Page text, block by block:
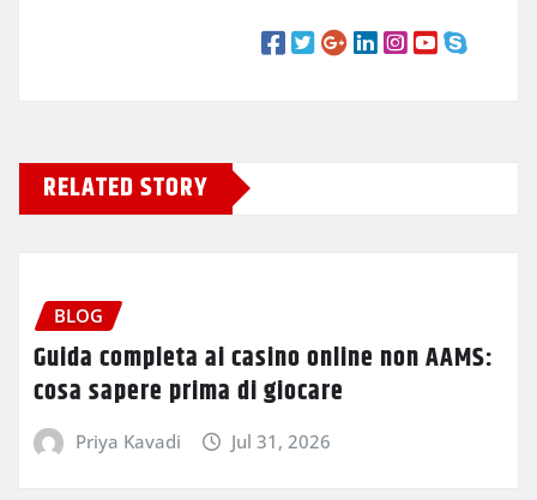
RELATED STORY
BLOG
Guida completa ai casino online non AAMS:
cosa sapere prima di giocare
Priya Kavadi Jul 31, 2026